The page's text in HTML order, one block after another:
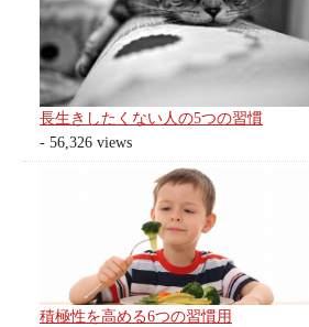
長生きしたくない人の5つの習慣
- 56,326 views
積極性を高める6つの習慣用